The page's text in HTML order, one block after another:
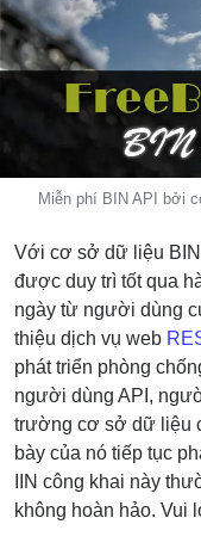
BIN
CC
Generator
from
Banks
Credit
Validator
Credit
Card
Generator
Random
Credit
Card
Generator
Generate
Miễn phí BIN API bởi
Với cơ sở dữ liệu
được duy trì tốt qua
ngày từ người dùng
thiệu dịch vụ web
phát triển phòng
người dùng API,
trường cơ sở dữ liệu
bày của nó tiếp tục
IIN công khai này
không hoàn hảo. Vui